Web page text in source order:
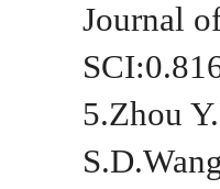
Journal
5.Zhou